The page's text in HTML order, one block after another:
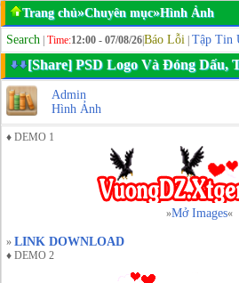
Trang chủ»Chuyên mục»Hình Ảnh
Search Time:12:00 - 07/08/26Báo Lỗi Tập Tin
[Share] PSD Logo Và Đóng Dấu,
Admin
Hình Ảnh
♦ DEMO 1
»Mở Images«
» LINK DOWNLOAD
♦ DEMO 2